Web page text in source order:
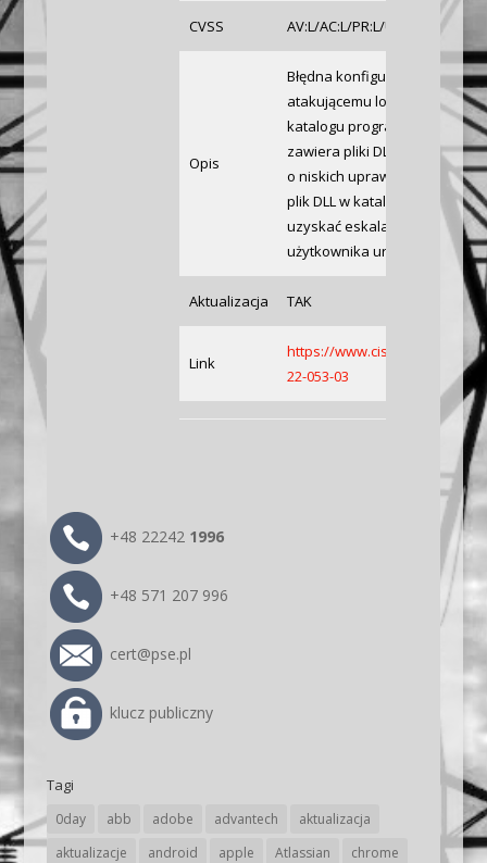
CVSS AV:L/AC:L/PR:L/UI:R/S:U/C:N/
Opis
Błędna konfiguracja
atakującemu lokalne
katalogu programu Operator
zawiera pliki DLL i pliki
o niskich uprawnieniach
plik DLL w katalogu Operator
uzyskać eskalację
użytkownika
Aktualizacja TAK
Link
https://www.cisa.gov/uscert/
22-053-03
+48 22242 1996
+48 571 207 996
cert@pse.pl
klucz publiczny
Tagi
0day abb adobe advantech
aktualizacja
aktualizacje
android apple Atlassian
chrome